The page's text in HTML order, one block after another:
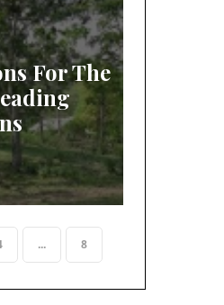
For The
... 8